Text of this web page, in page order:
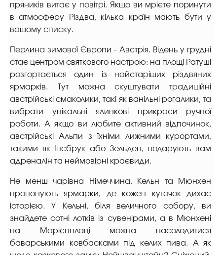
пряників витає у повітрі. Якщо ви мрієте поринути
в атмосферу Різдва, кілька країн мають бути у
вашому списку.
Перлина зимової Європи - Австрія. Відень у грудні
стає центром святкового настрою: на площі Ратуші
розгортається один із найстаріших різдвяних
ярмарків. Тут можна скуштувати традиційні
австрійські смаколики, такі як ванільні рогалики, та
вибрати унікальні ялинкові прикраси ручної
роботи. А якщо ви любите активний відпочинок,
австрійські Альпи з їхніми лижними курортами,
такими як Інсбрук або Зельден, подарують вам
адреналін та неймовірні краєвиди.
Не менш чарівна Німеччина. Кельн та Мюнхен
пропонують ярмарки, де кожен куточок дихає
історією. У Кельні, біля величного собору, ви
знайдете сотні лотків із сувенірами, а в Мюнхені
на Марієнплаці можна насолодитися
баварськими ковбасками під келих пива. А як